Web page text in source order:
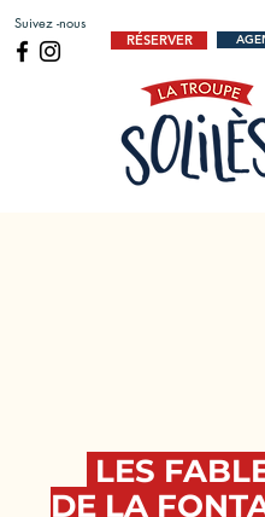
Suivez -nous
RÉSERVER
LES
DE LA